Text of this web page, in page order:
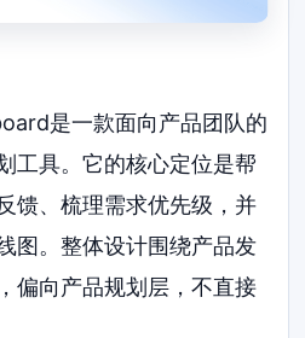
是一款面向产品团队的
工具。它的核心定位是帮
馈、梳理需求优先级，并
图。整体设计围绕产品发
偏向产品规划层，不直接